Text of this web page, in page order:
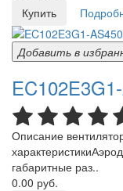
Купить
Добавить в
Описание
габаритные раз..
0.00 руб.